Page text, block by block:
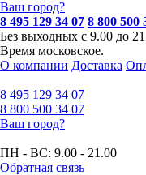
Ваш город?
8 495 129 34 07 8 800 500
Без выходных с 9.00 до
Время московское.
О компании Доставка
8 495 129 34 07
8 800 500 34 07
Ваш город?
ПН - ВС: 9.00 - 21.00
Обратная связь